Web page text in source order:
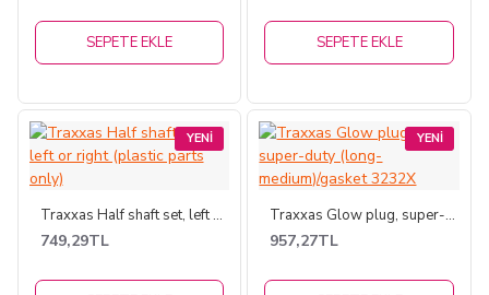
SEPETE EKLE SEPETE EKLE
YENI
Traxxas Half shaft set, left or right (plastic parts only)
749,29TL
YENI
Traxxas Glow plug, super-duty (long-medium)/gasket 3232X
957,27TL